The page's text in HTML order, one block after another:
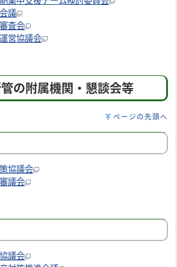
議
査会
営協議会
の附属機関・懇談会等
ページの先頭へ
協議会
議会
議会